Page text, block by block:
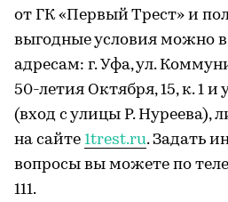
от ГК «Первый Трест» и
выгодные условия можно
адресам: г. Уфа, ул.
50-летия Октября, 15, к. 1 и
(вход с улицы Р. Нуреева),
на сайте 1trest.ru. Задать
вопросы вы можете по
111.